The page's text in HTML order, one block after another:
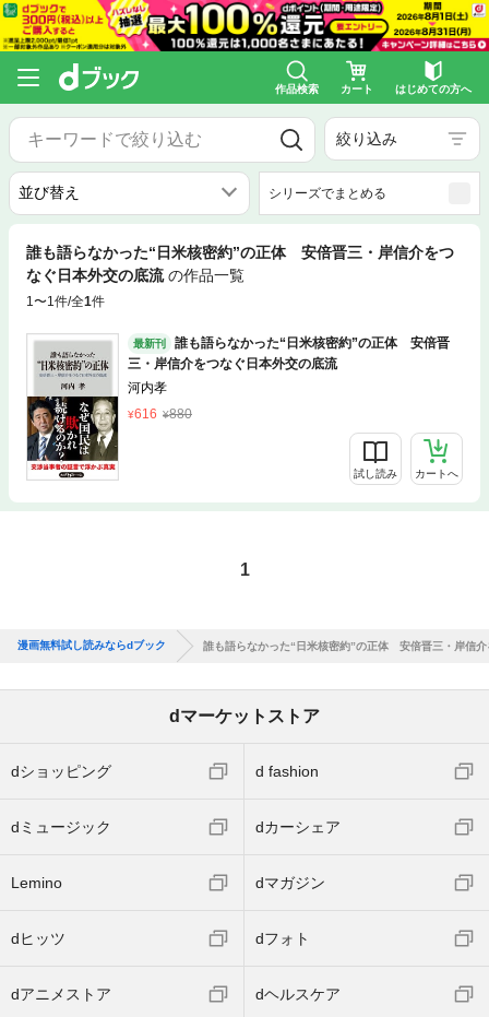
作品検索 カート はじめての方へ
絞り込み
シリーズでまとめる
誰も語らなかった“日米核密約”の正体 安倍晋三・岸信介をつ
なぐ日本外交の底流 の作品一覧
1〜1件/全1件
最新刊
誰も語らなかった“日米核密約”の正体 安倍晋
三・岸信介をつなぐ日本外交の底流
河内孝
616
880
試し読み カートへ
1
漫画無料試し読みならdブック 誰も語らなかった“日米核密約”の正体 安倍晋三・岸信
dマーケットストア
dショッピング d fashion
dミュージック dカーシェア
Lemino dマガジン
dヒッツ dフォト
dアニメストア dヘルスケア